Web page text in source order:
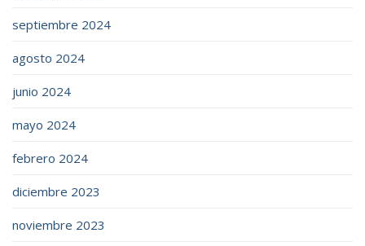
septiembre 2024
agosto 2024
junio 2024
mayo 2024
febrero 2024
diciembre 2023
noviembre 2023